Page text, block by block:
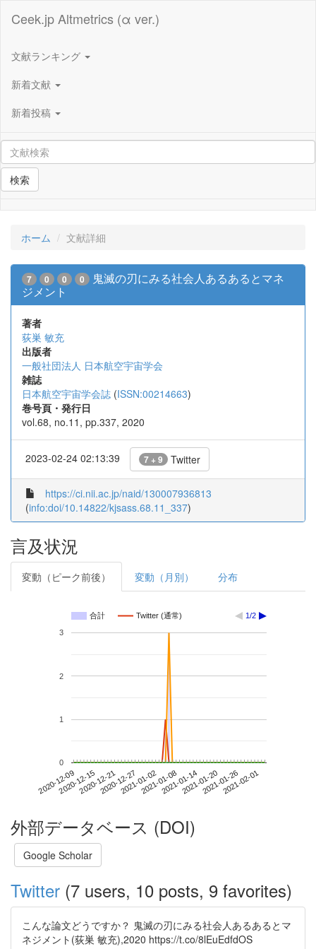
Ceek.jp Altmetrics (α ver.)
文献ランキング
新着文献
新着投稿
検索
ホーム 文献詳細
7 0 0 0
鬼滅の刃にみる社会人あるあるとマネ
ジメント
著者
荻巣 敏充
出版者
一般社団法人 日本航空宇宙学会
雑誌
日本航空宇宙学会誌 (ISSN:00214663)
巻号頁・発行日
vol.68, no.11, pp.337, 2020
2023-02-24 02:13:39 7 + 9 Twitter
https://ci.nii.ac.jp/naid/130007936813
(info:doi/10.14822/kjsass.68.11_337)
言及状況
変動（ピーク前後） 変動（月別） 分布
合計 Twitter (通常) 1/2
2020-12-092020-12-152020-12-212020-12-272021-01-022021-01-082021-01-142021-01-202021-01-262021-02-01
0
1
2
3
外部データベース (DOI)
Google Scholar
Twitter (7 users, 10 posts, 9 favorites)
こんな論文どうですか？ 鬼滅の刃にみる社会人あるあるとマ
ネジメント(荻巣 敏充),2020 https://t.co/8lEuEdfdOS